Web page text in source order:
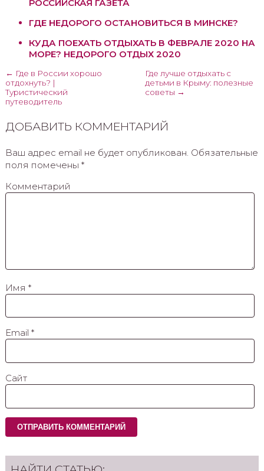
РОССИЙСКАЯ ГАЗЕТА
ГДЕ НЕДОРОГО ОСТАНОВИТЬСЯ В МИНСКЕ?
КУДА ПОЕХАТЬ ОТДЫХАТЬ В ФЕВРАЛЕ 2020 НА
МОРЕ? НЕДОРОГО ОТДЫХ 2020
← Где в России хорошо
отдохнуть? |
Туристический
путеводитель
Где лучше отдыхать с
детьми в Крыму: полезные
советы →
ДОБАВИТЬ КОММЕНТАРИЙ
Ваш адрес email не будет опубликован. Обязательные
поля помечены *
Комментарий
Имя *
Email *
Сайт